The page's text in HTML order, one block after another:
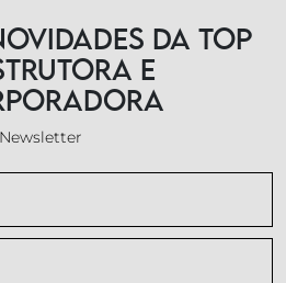
da TOP
e
Newsletter